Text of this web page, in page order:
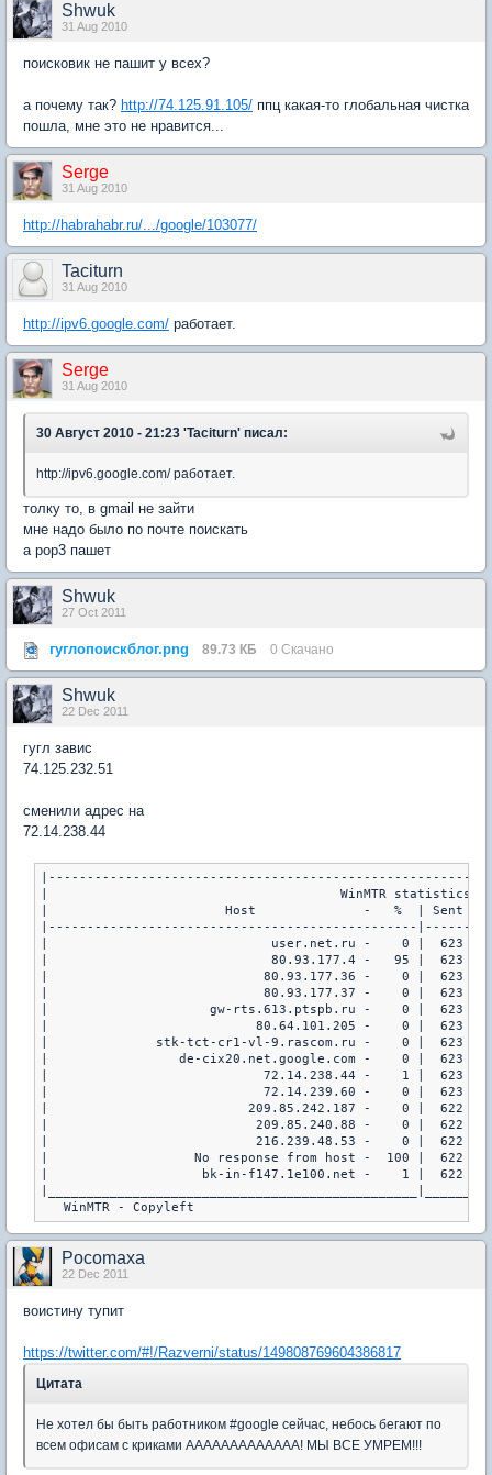
Shwuk
31 Aug 2010
поисковик не пашит у всех?
а почему так? http://74.125.91.105/ ппц какая-то глобальная чистка
пошла, мне это не нравится...
Serge
31 Aug 2010
http://habrahabr.ru/.../google/103077/
Taciturn
31 Aug 2010
http://ipv6.google.com/ работает.
Serge
31 Aug 2010
30 Август 2010 - 21:23 'Taciturn' писал:
http://ipv6.google.com/ работает.
толку то, в gmail не зайти
мне надо было по почте поискать
а pop3 пашет
Shwuk
27 Oct 2011
гуглопоискблог.png 89.73 КБ 0 Скачано
Shwuk
22 Dec 2011
гугл завис
74.125.232.51
сменили адрес на
72.14.238.44
|                                      WinMTR
|                       Host              -   %  | Sent |
|------------------------------------------------|------
|                             user.net.ru -    0 |  623 |
|                             80.93.177.4 -   95 |  623
|                            80.93.177.36 -    0 |  623 |
|                            80.93.177.37 -    0 |  623 |
|                     gw-rts.613.ptspb.ru -    0 |  623
|                           80.64.101.205 -    0 |  623 |
|              stk-tct-cr1-vl-9.rascom.ru -    0 |  623 |
|                 de-cix20.net.google.com -    0 |  623
|                            72.14.238.44 -    1 |  623 |
|                            72.14.239.60 -    0 |  623 |
|                          209.85.242.187 -    0 |  622 |
|                           209.85.240.88 -    0 |  622 |
|                           216.239.48.53 -    0 |  622 |
|                   No response from host -  100 |
|                    bk-in-f147.1e100.net -    1 |  622 |
   WinMTR - Copyleft
Pocomaxa
22 Dec 2011
воистину тупит
https://twitter.com/#!/Razverni/status/149808769604386817
Цитата
Не хотел бы быть работником #google сейчас, небось бегают по
всем офисам с криками ААААААААААААА! МЫ ВСЕ УМРЕМ!!!